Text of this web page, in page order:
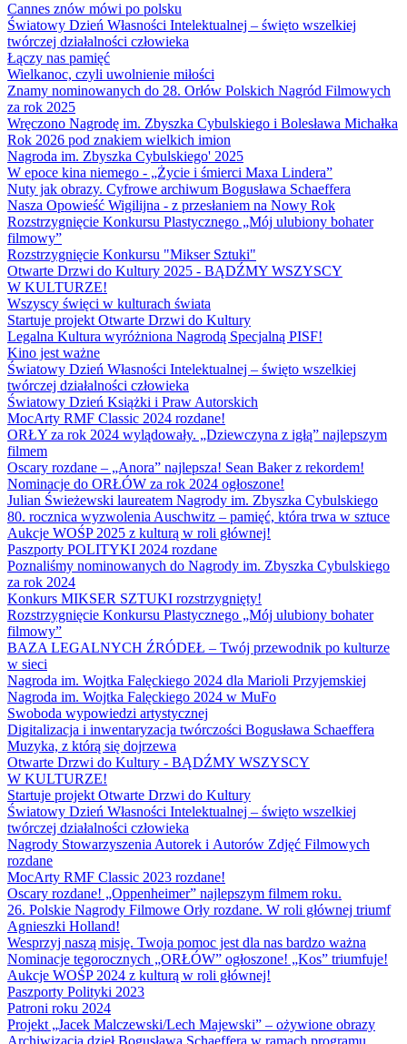
Cannes znów mówi po polsku
Światowy Dzień Własności Intelektualnej – święto wszelkiej
twórczej działalności człowieka
Łączy nas pamięć
Wielkanoc, czyli uwolnienie miłości
Znamy nominowanych do 28. Orłów Polskich Nagród Filmowych
za rok 2025
Wręczono Nagrodę im. Zbyszka Cybulskiego i Bolesława Michałka
Rok 2026 pod znakiem wielkich imion
Nagroda im. Zbyszka Cybulskiego' 2025
W epoce kina niemego - „Życie i śmierci Maxa Lindera”
Nuty jak obrazy. Cyfrowe archiwum Bogusława Schaeffera
Nasza Opowieść Wigilijna - z przesłaniem na Nowy Rok
Rozstrzygnięcie Konkursu Plastycznego „Mój ulubiony bohater
filmowy”
Rozstrzygnięcie Konkursu "Mikser Sztuki"
Otwarte Drzwi do Kultury 2025 - BĄDŹMY WSZYSCY
W KULTURZE!
Wszyscy święci w kulturach świata
Startuje projekt Otwarte Drzwi do Kultury
Legalna Kultura wyróżniona Nagrodą Specjalną PISF!
Kino jest ważne
Światowy Dzień Własności Intelektualnej – święto wszelkiej
twórczej działalności człowieka
Światowy Dzień Książki i Praw Autorskich
MocArty RMF Classic 2024 rozdane!
ORŁY za rok 2024 wylądowały. „Dziewczyna z igłą” najlepszym
filmem
Oscary rozdane – „Anora” najlepsza! Sean Baker z rekordem!
Nominacje do ORŁÓW za rok 2024 ogłoszone!
Julian Świeżewski laureatem Nagrody im. Zbyszka Cybulskiego
80. rocznica wyzwolenia Auschwitz – pamięć, która trwa w sztuce
Aukcje WOŚP 2025 z kulturą w roli głównej!
Paszporty POLITYKI 2024 rozdane
Poznaliśmy nominowanych do Nagrody im. Zbyszka Cybulskiego
za rok 2024
Konkurs MIKSER SZTUKI rozstrzygnięty!
Rozstrzygnięcie Konkursu Plastycznego „Mój ulubiony bohater
filmowy”
BAZA LEGALNYCH ŹRÓDEŁ – Twój przewodnik po kulturze
w sieci
Nagroda im. Wojtka Falęckiego 2024 dla Marioli Przyjemskiej
Nagroda im. Wojtka Falęckiego 2024 w MuFo
Swoboda wypowiedzi artystycznej
Digitalizacja i inwentaryzacja twórczości Bogusława Schaeffera
Muzyka, z którą się dojrzewa
Otwarte Drzwi do Kultury - BĄDŹMY WSZYSCY
W KULTURZE!
Startuje projekt Otwarte Drzwi do Kultury
Światowy Dzień Własności Intelektualnej – święto wszelkiej
twórczej działalności człowieka
Nagrody Stowarzyszenia Autorek i Autorów Zdjęć Filmowych
rozdane
MocArty RMF Classic 2023 rozdane!
Oscary rozdane! „Oppenheimer” najlepszym filmem roku.
26. Polskie Nagrody Filmowe Orły rozdane. W roli głównej triumf
Agnieszki Holland!
Wesprzyj naszą misję. Twoja pomoc jest dla nas bardzo ważna
Nominacje tegorocznych „ORŁÓW” ogłoszone! „Kos” triumfuje!
Aukcje WOŚP 2024 z kulturą w roli głównej!
Paszporty Polityki 2023
Patroni roku 2024
Projekt „Jacek Malczewski/Lech Majewski” – ożywione obrazy